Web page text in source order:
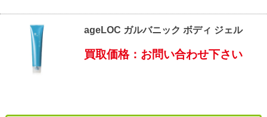
ageLOC ガルバニック ボディ ジェル
買取価格：お問い合わせ下さい